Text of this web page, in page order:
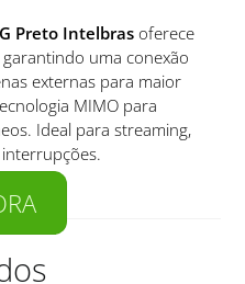
Preto Intelbras oferece
uma conexão
externas para maior
MIMO para
Ideal para streaming,